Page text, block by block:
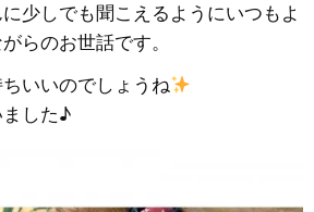
少しでも聞こえるようにいつもよ
らのお世話です。
いいのでしょうね
した♪